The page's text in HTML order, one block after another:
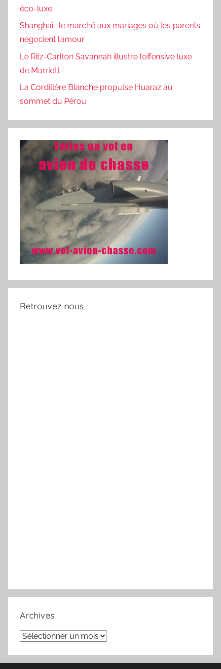
éco-luxe
Shanghai : le marché aux mariages où les parents
négocient l’amour
Le Ritz-Carlton Savannah illustre l’offensive luxe
de Marriott
La Cordillère Blanche propulse Huaraz au
sommet du Pérou
Retrouvez nous
Archives
Archives